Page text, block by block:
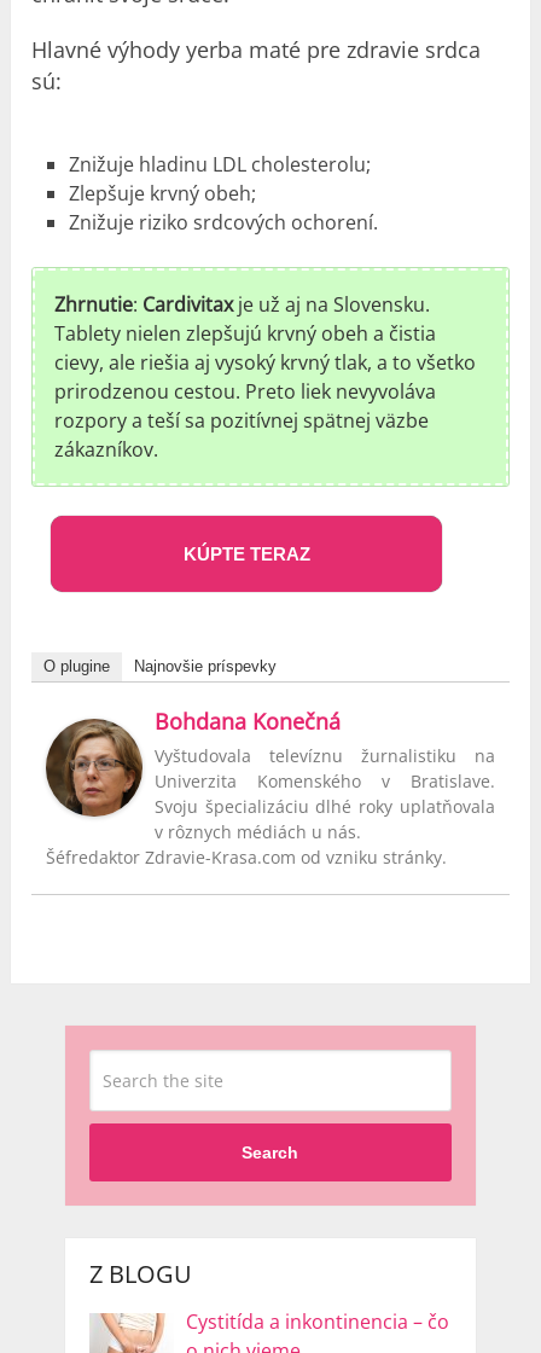
Hlavné výhody yerba maté pre zdravie srdca
sú:
Znižuje hladinu LDL cholesterolu;
Zlepšuje krvný obeh;
Znižuje riziko srdcových ochorení.
Zhrnutie: Cardivitaxje už aj na Slovensku.
Tablety nielen zlepšujú krvný obeh a čistia
cievy, ale riešia aj vysoký krvný tlak, a to všetko
prirodzenou cestou. Preto liek nevyvoláva
rozpory a teší sa pozitívnej spätnej väzbe
zákazníkov.
KÚPTE TERAZ
O plugine Najnovšie príspevky
Bohdana Konečná
Vyštudovala televíznu žurnalistiku na
Univerzita Komenského v Bratislave.
Svoju špecializáciu dlhé roky uplatňovala
v rôznych médiách u nás.
Šéfredaktor Zdravie-Krasa.com od vzniku stránky.
Search
Z BLOGU
Cystitída a inkontinencia – čo